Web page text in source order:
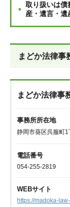
取り扱いは債
産・遺言・遺
まどか法律事
まどか法律事
事務所所在地
静岡市葵区呉服町
電話番号
054-255-2819
WEBサイト
https://madoka-